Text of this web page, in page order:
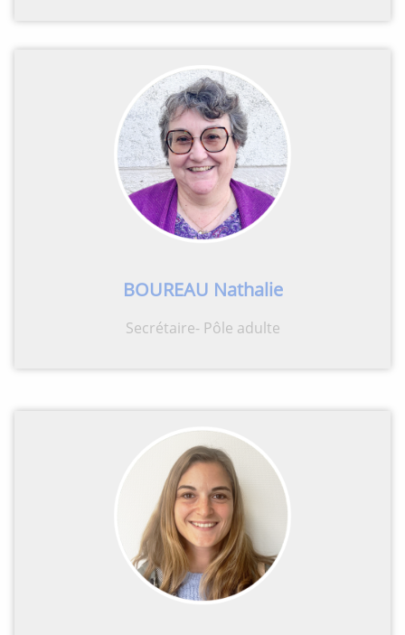
BOUREAU Nathalie
Secrétaire- Pôle adulte